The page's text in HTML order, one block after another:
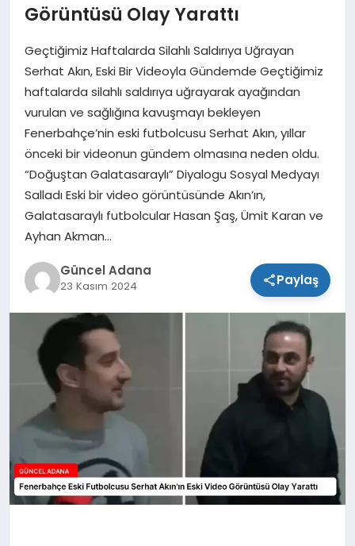
SAĞLIK
SPOR
TEKNOLOJI
Görüntüsü Olay Yarattı
Geçtiğimiz Haftalarda Silahlı Saldırıya Uğrayan
Serhat Akın, Eski Bir Videoyla Gündemde Geçtiğimiz
haftalarda silahlı saldırıya uğrayarak ayağından
vurulan ve sağlığına kavuşmayı bekleyen
Fenerbahçe’nin eski futbolcusu Serhat Akın, yıllar
önceki bir videonun gündem olmasına neden oldu.
“Doğuştan Galatasaraylı” Diyalogu Sosyal Medyayı
Salladı Eski bir video görüntüsünde Akın’ın,
Galatasaraylı futbolcular Hasan Şaş, Ümit Karan ve
Ayhan Akman…
Güncel Adana
23 Kasım 2024 Paylaş